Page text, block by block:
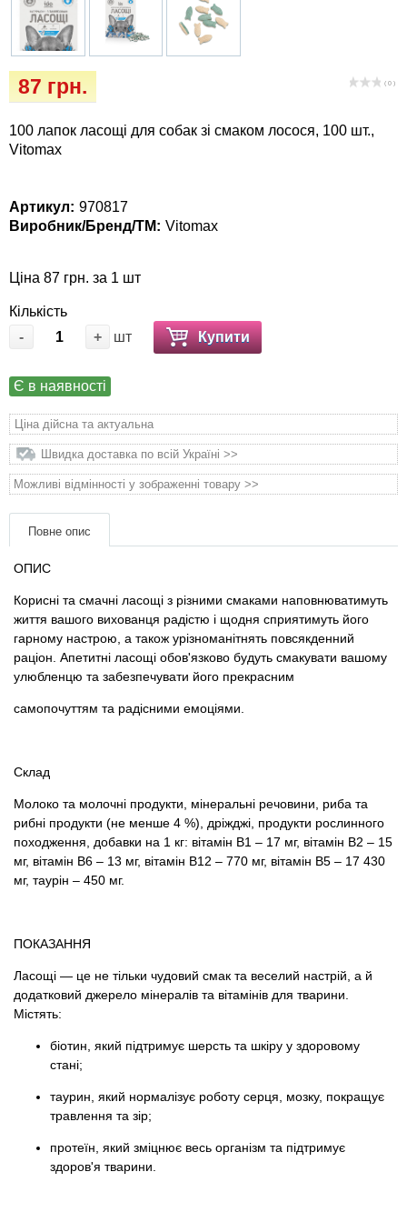
( 0 )
87 грн.
100 лапок ласощі для собак зі смаком лосося, 100 шт.,
Vitomax
Артикул: 970817
Виробник/Бренд/ТМ: Vitomax
Ціна 87 грн. за 1 шт
Кількість
-
+ шт Купити
Є в наявності
Ціна дійсна та актуальна
Швидка доставка по всій Україні >>
Можливі відмінності у зображенні товару >>
Повне опис
ОПИС
Корисні та смачні ласощі з різними смаками наповнюватимуть
життя вашого вихованця радістю і щодня сприятимуть його
гарному настрою, а також урізноманітнять повсякденний
раціон. Апетитні ласощі обов'язково будуть смакувати вашому
улюбленцю та забезпечувати його прекрасним
самопочуттям та радісними емоціями.
Склад
Молоко та молочні продукти, мінеральні речовини, риба та
рибні продукти (не менше 4 %), дріжджі, продукти рослинного
походження, добавки на 1 кг: вітамін В1 – 17 мг, вітамін В2 – 15
мг, вітамін В6 – 13 мг, вітамін В12 – 770 мг, вітамін В5 – 17 430
мг, таурін – 450 мг.
ПОКАЗАННЯ
Ласощі — це не тільки чудовий смак та веселий настрій, а й
додатковий джерело мінералів та вітамінів для тварини.
Містять:
біотин, який підтримує шерсть та шкіру у здоровому
стані;
таурин, який нормалізує роботу серця, мозку, покращує
травлення та зір;
протеїн, який зміцнює весь організм та підтримує
здоров'я тварини.
Ласощі та корма
собак
Лежаки, будиночки, охолоджуючи
Одяг та взуття
Товари для голубів
Товари для гризунів
Хозряд - господарчі товари оптом
Популярні зоотоварі